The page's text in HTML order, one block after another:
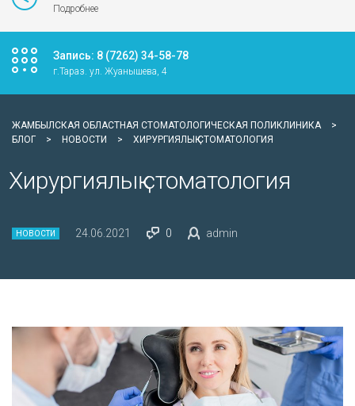
Подробнее
Запись: 8 (7262) 34-58-78
г.Тараз. ул. Жуанышева, 4
ЖАМБЫЛСКАЯ ОБЛАСТНАЯ СТОМАТОЛОГИЧЕСКАЯ ПОЛИКЛИНИКА
>
БЛОГ
> НОВОСТИ > ХИРУРГИЯЛЫҚ СТОМАТОЛОГИЯ
Хирургиялық стоматология
НОВОСТИ 24.06.2021 0 admin